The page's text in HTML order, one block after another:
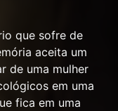
que sofre de
aceita um
de uma mulher
em uma
fica em uma